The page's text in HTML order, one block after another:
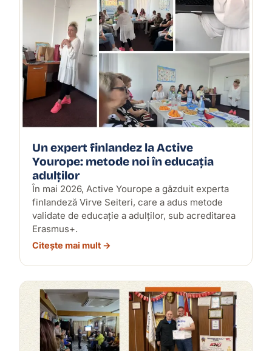
Un expert finlandez la Active
Yourope: metode noi în educația
adulților
În mai 2026, Active Yourope a găzduit experta
finlandeză Virve Seiteri, care a adus metode
validate de educație a adulților, sub acreditarea
Erasmus+.
Citește mai mult →